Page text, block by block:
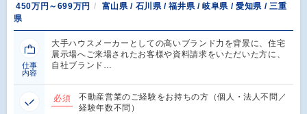
450万円～699万円
富山県 / 石川県 / 福井県 / 岐阜県 / 愛知県 / 三重
県
仕事
内容
大手ハウスメーカーとしての高いブランド力を背景に、住宅
展示場へご来場されたお客様や資料請求をいただいた方に、
自社ブランド…
必須
不動産営業のご経験をお持ちの方（個人・法人不問／
経験年数不問）